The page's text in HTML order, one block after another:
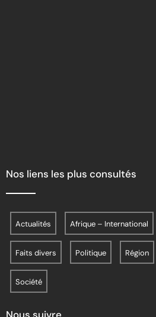
Nos liens les plus consultés
Actualités Afrique – International
Faits divers Politique Région
Société